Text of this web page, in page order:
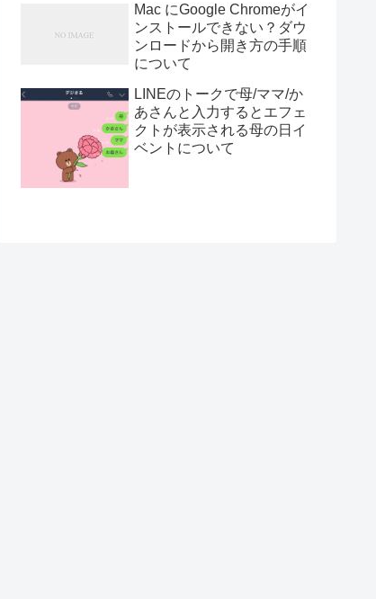
Mac にGoogle Chromeがイ
ンストールできない？ダウ
ンロードから開き方の手順
について
LINEのトークで母/ママ/か
あさんと入力するとエフェ
クトが表示される母の日イ
ベントについて